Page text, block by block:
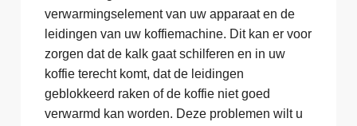
verwarmingselement van uw apparaat en de
leidingen van uw koffiemachine. Dit kan er voor
zorgen dat de kalk gaat schilferen en in uw
koffie terecht komt, dat de leidingen
geblokkeerd raken of de koffie niet goed
verwarmd kan worden. Deze problemen wilt u